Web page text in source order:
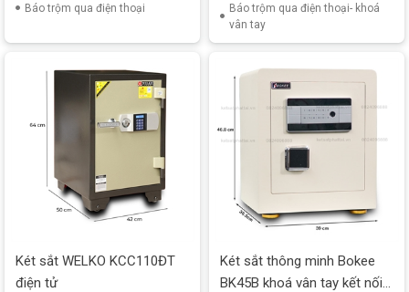
Báo trộm qua điện thoại
Báo trộm qua điện thoại- khoá
vân tay
Két sắt WELKO KCC110ĐT
điện tử
Két sắt thông minh Bokee
BK45B khoá vân tay kết nối